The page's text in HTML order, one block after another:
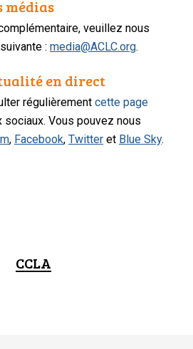
médias
veuillez nous
:media@ACLC.org.
en direct
régulièrementcette page
Vous pouvez nous
, Facebook,Twitter et Blue Sky.
CCLA